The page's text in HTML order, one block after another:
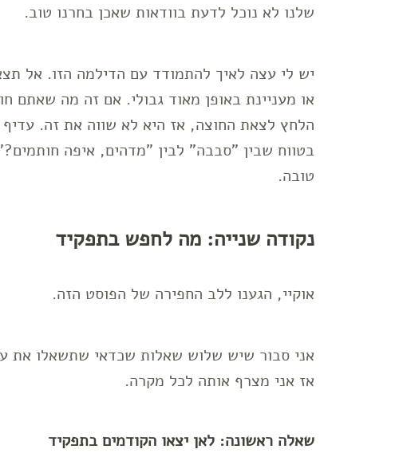
שלנו לא נוכל לדעת בוודאות שאכן בחרנו טוב.
יש לי עצה לאיך להתמודד עם הדילמה הזו. אל
או מעניינת באופן מאוד גבולי. אם זה מה שאתם
הלחץ לצאת החוצה, אז היא לא שווה את זה.
בטווח שבין "סבבה" לבין "מדהים, איפה
טובה.
נקודה שנייה: מה לחפש בתפקיד
אוקיי, הגענו ללב החפירה של הפוסט הזה.
אני סבור שיש שלוש שאלות שכדאי שתשאלו את
אז אני מצרף אותה לכל מקרה.
שאלה ראשונה: לאן יצאו הקודמים בתפקיד